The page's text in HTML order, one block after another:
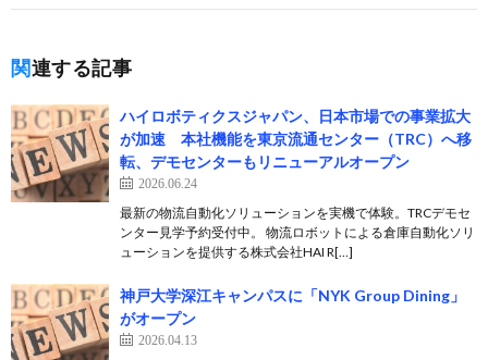
関連する記事
ハイロボティクスジャパン、日本市場での事業拡大
が加速 本社機能を東京流通センター（TRC）へ移
転、デモセンターもリニューアルオープン
2026.06.24
最新の物流自動化ソリューションを実機で体験。TRCデモセ
ンター見学予約受付中。 物流ロボットによる倉庫自動化ソリ
ューションを提供する株式会社HAI R[…]
神戸大学深江キャンパスに「NYK Group Dining」
がオープン
2026.04.13